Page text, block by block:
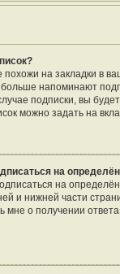
похожи на закладки в
напоминают
подписки, вы
можно задать на
на
на
и нижней части
мне о получении